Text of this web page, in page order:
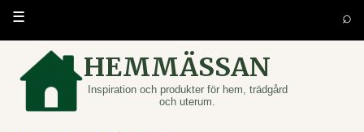
HEMMÄSSAN
Inspiration och produkter för hem, trädgård
och uterum.
☰ ⌕